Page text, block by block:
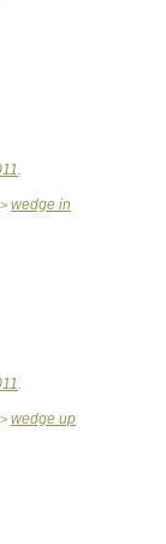
> wedge in
> wedge up